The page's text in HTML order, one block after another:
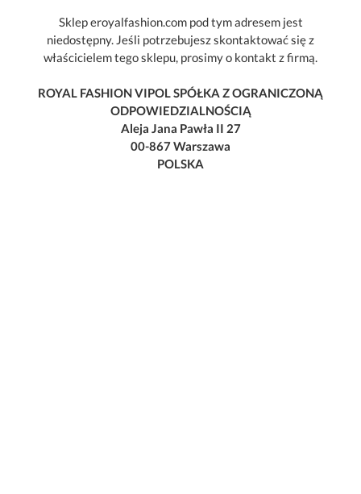
Sklep eroyalfashion.com pod tym adresem jest
niedostępny. Jeśli potrzebujesz skontaktować się z
właścicielem tego sklepu, prosimy o kontakt z firmą.
ROYAL FASHION VIPOL SPÓŁKA Z OGRANICZONĄ
ODPOWIEDZIALNOŚCIĄ
Aleja Jana Pawła II 27
00-867 Warszawa
POLSKA